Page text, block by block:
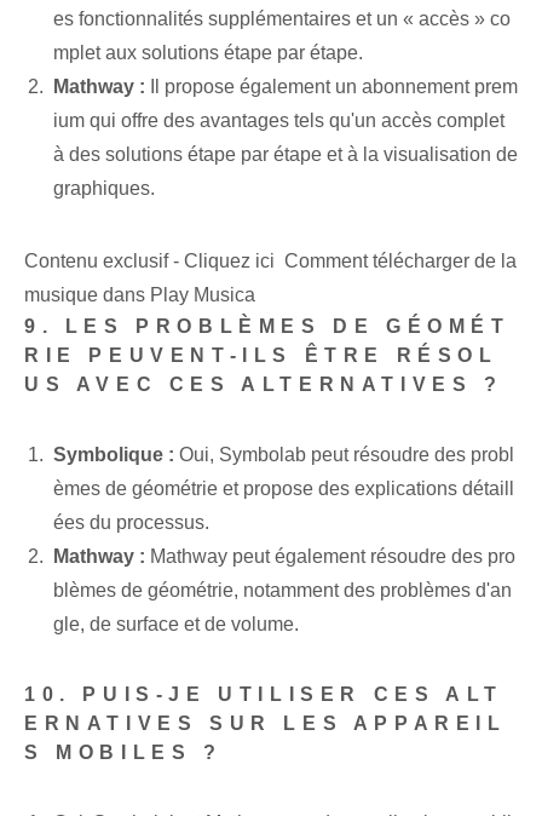
es fonctionnalités supplémentaires et un « accès » co
mplet aux solutions étape par étape.
Mathway : Il propose également un abonnement prem
ium qui offre des avantages tels qu'un accès complet
à des solutions étape par étape et à la visualisation de
graphiques.
Contenu exclusif - Cliquez ici Comment télécharger de la
musique dans Play Musica
9. LES PROBLÈMES DE GÉOMÉT
RIE PEUVENT-ILS ÊTRE RÉSOL
US AVEC CES ALTERNATIVES ?
Symbolique : Oui, ⁤Symbolab peut résoudre ⁣des probl
èmes de géométrie et propose des explications détaill
ées du processus.
Mathway : Mathway peut également résoudre des pro
blèmes de géométrie, notamment des problèmes d'an
gle, de surface et de volume.
10. PUIS-JE UTILISER CES ALT
ERNATIVES SUR LES APPAREIL
S MOBILES ?